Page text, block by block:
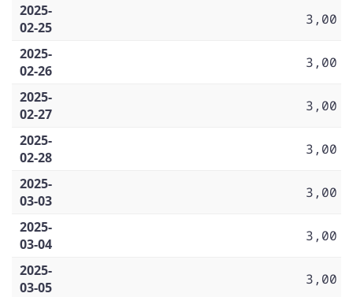
2025-
02-25
3,00
2025-
02-26
3,00
2025-
02-27
3,00
2025-
02-28
3,00
2025-
03-03
3,00
2025-
03-04
3,00
2025-
03-05
3,00